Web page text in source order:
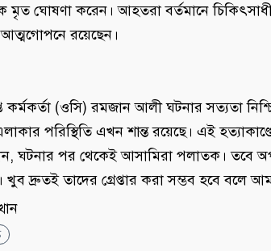
মৃত ঘোষণা করেন। আহতরা বর্তমানে
রয়েছেন।
কর্মকর্তা (ওসি) রমজান আলী ঘটনার সত্যতা
পরিস্থিতি এখন শান্ত রয়েছে। এই
ঘটনার পর থেকেই আসামিরা পলাতক।
খুব দ্রুতই তাদের গ্রেপ্তার করা সম্ভব হবে বলে